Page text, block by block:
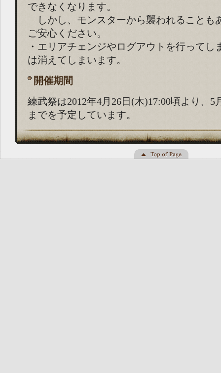
できなくなります。
しかし、モンスターから襲われることも
ご安心ください。
・エリアチェンジやログアウトを行ってし
は消えてしまいます。
開催期間
練武祭は2012年4月26日(木)17:00頃より、5
までを予定しています。